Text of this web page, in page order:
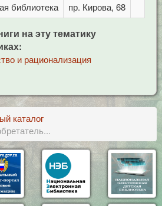
библиотека пр. Кирова, 68
на эту тематику
и рационализация
каталог